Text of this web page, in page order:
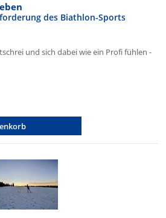
des Biathlon-Sports
und sich dabei wie ein Profi fühlen -